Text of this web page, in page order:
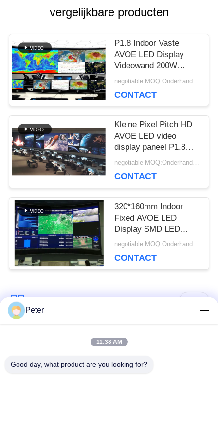
VRAAG
EEN
OFFERTE
VR
SITEMAP
PRIVACYBELEID
vergelijkbare producten
P1.8 Indoor Vaste
AVOE LED Display
Videowand 200W
320*160mm Module
negotiable MOQ:Onderhandeling
CONTACT
Kleine Pixel Pitch HD
AVOE LED video
display paneel P1.8
320*160mm 3840Hz
negotiable MOQ:Onderhandeling
CONTACT
320*160mm Indoor
Fixed AVOE LED
Display SMD LED
Video Wall For
negotiable MOQ:Onderhandeling
CONTACT
populaire categorieën
Binnen vaste LED -
Peter
11:38 AM
Good day, what product are you looking for?